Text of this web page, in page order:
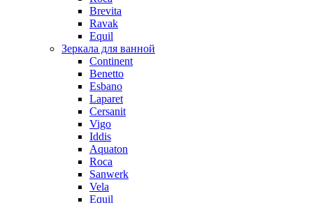
Brevita
Ravak
Equil
Зеркала для ванной
Continent
Benetto
Esbano
Laparet
Cersanit
Vigo
Iddis
Aquaton
Roca
Sanwerk
Vela
Equil